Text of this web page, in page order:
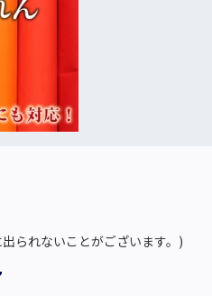
られないことがございます。)